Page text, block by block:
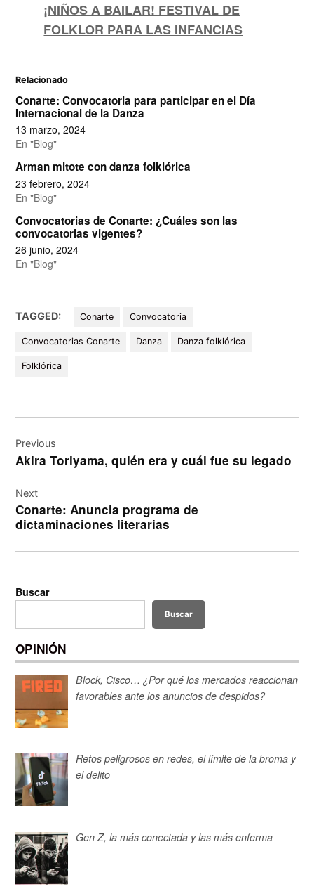
¡NIÑOS A BAILAR! FESTIVAL DE
FOLKLOR PARA LAS INFANCIAS
Relacionado
Conarte: Convocatoria para participar en el Día
Internacional de la Danza
13 marzo, 2024
En "Blog"
Arman mitote con danza folklórica
23 febrero, 2024
En "Blog"
Convocatorias de Conarte: ¿Cuáles son las
convocatorias vigentes?
26 junio, 2024
En "Blog"
TAGGED: Conarte Convocatoria
Convocatorias Conarte Danza Danza folklórica
Folklórica
de
entradas
Previous
Akira Toriyama, quién era y cuál fue su legado
Next
Conarte: Anuncia programa de
dictaminaciones literarias
Buscar
Buscar
OPINIÓN
Block, Cisco… ¿Por qué los mercados reaccionan
favorables ante los anuncios de despidos?
Retos peligrosos en redes, el límite de la broma y
el delito
Gen Z, la más conectada y las más enferma